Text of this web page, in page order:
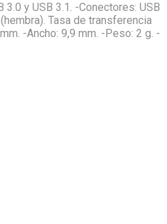
3.0 y USB 3.1. -Conectores: USB
Tasa de transferencia
-Ancho: 9,9 mm. -Peso: 2 g. -